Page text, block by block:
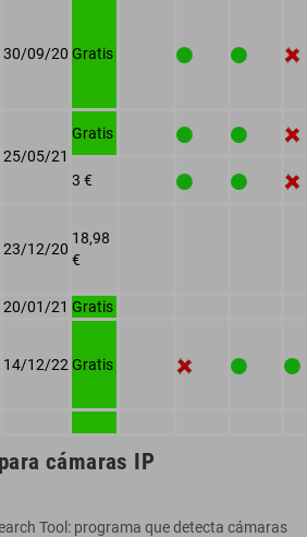
30/09/20 Gratis
25/05/21
Gratis
3 €
23/12/20
18,98
€
20/01/21 Gratis
14/12/22 Gratis
cámaras IP
Tool: programa que detecta cámaras